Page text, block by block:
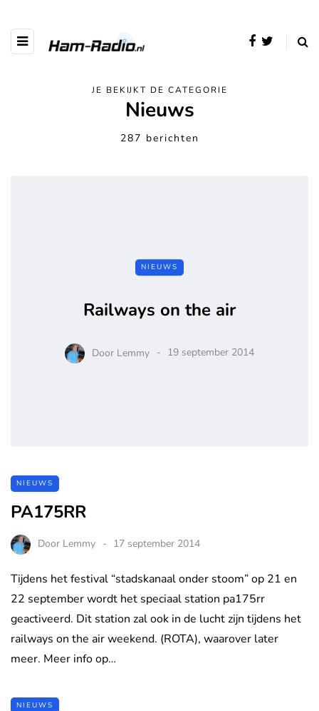
JE BEKIJKT DE CATEGORIE
Nieuws
287 berichten
NIEUWS
Railways on the air
Door Lemmy 19 september 2014
NIEUWS
PA175RR
Door Lemmy 17 september 2014
Tijdens het festival “stadskanaal onder stoom” op 21 en
22 september wordt het speciaal station pa175rr
geactiveerd. Dit station zal ook in de lucht zijn tijdens het
railways on the air weekend. (ROTA), waarover later
meer. Meer info op…
NIEUWS